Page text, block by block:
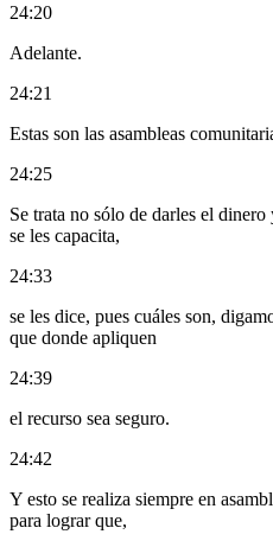
24:20
Adelante.
24:21
Estas son las asambleas
24:25
Se trata no sólo de darles el
se les capacita,
24:33
se les dice, pues cuáles son,
que donde apliquen
24:39
el recurso sea seguro.
24:42
Y esto se realiza siempre en
para lograr que,